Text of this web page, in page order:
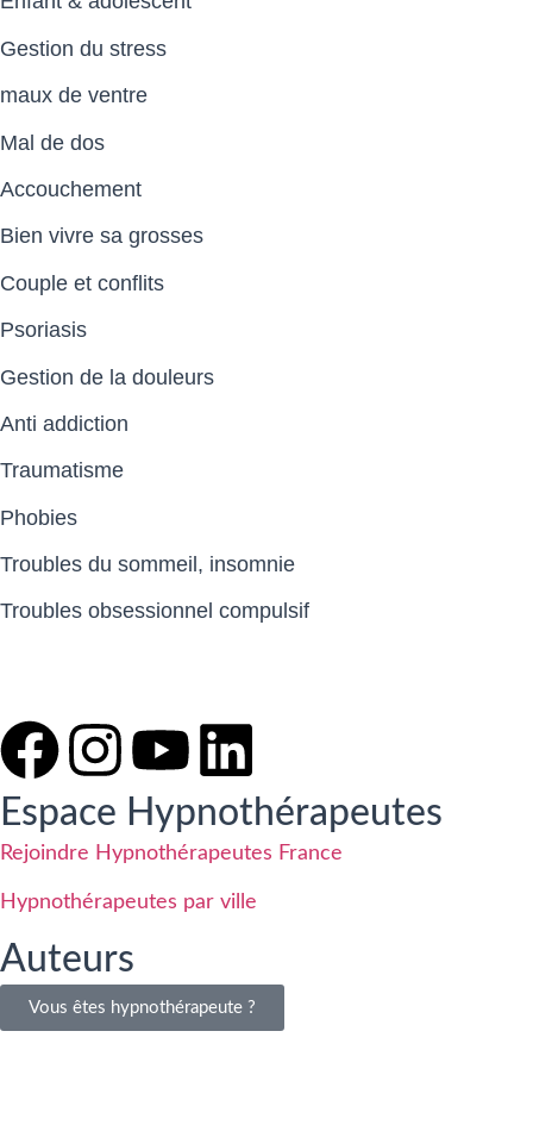
Gestion du stress
maux de ventre
Mal de dos
Accouchement
Bien vivre sa grosses
Couple et conflits
Psoriasis
Gestion de la douleurs
Anti addiction
Traumatisme
Phobies
Troubles du sommeil, insomnie
Troubles obsessionnel compulsif
Espace Hypnothérapeutes
Rejoindre Hypnothérapeutes France
Hypnothérapeutes par ville
Auteurs
Vous êtes hypnothérapeute ?